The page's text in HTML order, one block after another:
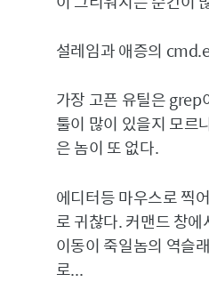
설레임과 애증의
가장 고픈 유틸은
툴이 많이 있을지 모르
은 놈이 또 없다.
에디터등 마우스로 찍
로 귀찮다. 커맨드 창
이동이 죽일놈의 역슬
로...